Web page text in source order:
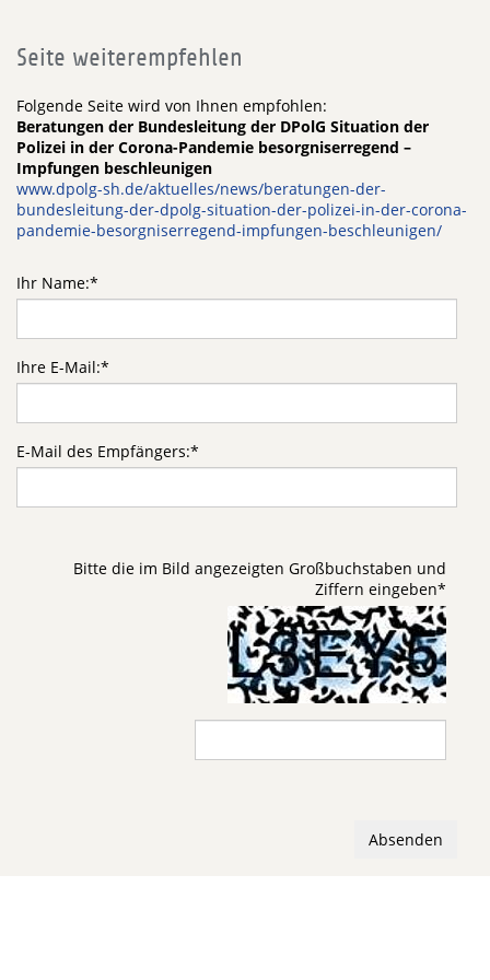
Seite weiterempfehlen
Folgende Seite wird von Ihnen empfohlen:
Beratungen der Bundesleitung der DPolG Situation der
Polizei in der Corona-Pandemie besorgniserregend –
Impfungen beschleunigen
www.dpolg-sh.de/aktuelles/news/beratungen-der-
bundesleitung-der-dpolg-situation-der-polizei-in-der-corona-
pandemie-besorgniserregend-impfungen-beschleunigen/
Ihr Name:*
Ihre E-Mail:*
E-Mail des Empfängers:*
Bitte die im Bild angezeigten Großbuchstaben und
Ziffern eingeben*
Absenden